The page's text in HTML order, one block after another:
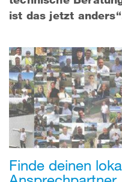
ist das jetzt
Finde deinen